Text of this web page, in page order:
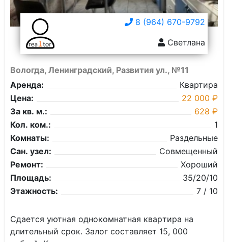
8 (964) 670-9792
Светлана
Вологда, Ленинградский, Развития ул., №11
Аренда:
Квартира
Цена:
22 000 ₽
За кв. м.:
628 ₽
Кол. ком.:
1
Комнаты:
Раздельные
Сан. узел:
Совмещенный
Ремонт:
Хороший
Площадь:
35/20/10
Этажность:
7 / 10
Сдаeтcя уютнaя однокомнатная квapтиpа нa
длитeльный cрок. Зaлoг cостaвляeт 15, 000